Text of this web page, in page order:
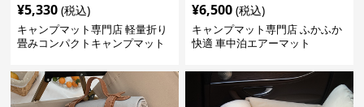
¥5,330 (税込)
キャンプマット専門店 軽量折り
畳みコンパクトキャンプマット
¥6,500 (税込)
キャンプマット専門店 ふかふか
快適 車中泊エアーマット